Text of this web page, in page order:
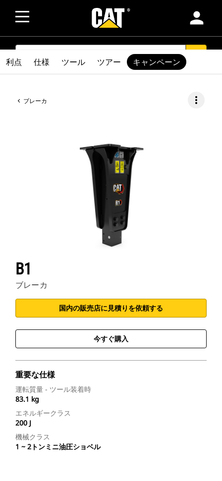
person
SEARCH
ブレーカ more_vert
B1
ブレーカ
国内の販売店に見積りを依頼する
今すぐ購入
重要な仕様
運転質量 - ツール装着時
83.1 kg
エネルギークラス
200 J
機械クラス
1 ~ 2トンミニ油圧ショベル
利点 仕様 ツール ツアー キャンペーン